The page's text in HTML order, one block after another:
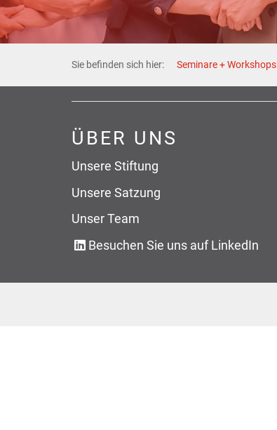
Sie befinden sich hier: Seminare + Workshops
ÜBER UNS
Unsere Stiftung
Unsere Satzung
Unser Team
Besuchen Sie uns auf LinkedIn